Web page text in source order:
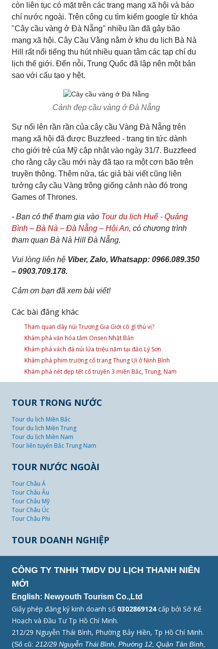
còn liên tục có mặt trên các trang mạng xã hội và báo
chí nước ngoài. Trên công cụ tìm kiếm google từ khóa
"Cây cầu vàng ở Đà Nẵng" nhiều lần đã gây bão
mạng xã hội. Cây Cầu Vằng nằm ở khu du lịch Bà Nà
Hill rất nổi tiếng thu hút nhiều quan tâm các tạp chí du
lịch thế giới. Đến nỗi, Trung Quốc đã lập nên một bản
sao với cấu tạo y hệt.
Cảnh đẹp cầu vàng ở Đà Nẵng
Sự nổi lên rần rần của cây cầu Vàng Đà Nẵng trên
mạng xã hội đã được Buzzfeed - trang tin tức dành
cho giới trẻ của Mỹ cập nhật vào ngày 31/7. Buzzfeed
cho rằng cây cầu mới này đã tạo ra một cơn bão trên
truyền thông. Thêm nữa, tác giả bài viết cũng liên
tưởng cây cầu Vàng trông giống cảnh nào đó trong
Games of Thrones.
- Bạn có thể tham gia vào Tour du lịch Huế - Quảng
Bình – Bà Nà – Đà Nẵng – Hội An, có chương trình
tham quan Bà Nà Hill Đà Nẵng.
Vui lòng liên hệ Viber, Zalo, Whatsapp: 0966.089.350
– 0903.709.178.
Cảm ơn bạn đã xem bài viết!
Các bài đăng khác
Tham quan dãy núi Trương Gia Giới có gì thú vị?
Khám phá văn hóa tắm Onsen Nhật Bản
Khám phá vách đá núi lửa triệu năm tại đảo Lý Sơn
Khám phá phim trường cổ trang Thung Ui ở Ninh Bình
Khám phá nét đẹp tết cổ truyền 3 miền Bắc, Trung, Nam
TOUR TRONG NƯỚC
Tour du lịch Miền Bắc
Tour du lịch Miền Trung
Tour du lịch Miền Nam
Tour liên tuyến Bắc Trung Nam
TOUR NƯỚC NGOÀI
Tour Châu Á
Tour Châu Âu
Tour Châu Mỹ
Tour Châu Úc
Tour Châu Phi
TOUR DOANH NGHIỆP
CÔNG TY TNHH TMDV DU LỊCH THANH NIÊN
MỚI
English: Newyouth Tourism Co.,Ltd
Giấy phép đăng ký kinh doanh số 0302869124cấp bởi Sở Kế
Hoạch và Đầu Tư Tp Hồ Chí Minh.
212/29 Nguyễn Thái Bình, Phường Bảy Hiền, Tp Hồ Chí Minh.
(Số cũ: 212/29 Nguyễn Thái Bình, Phường 12, Quận Tân Bình,